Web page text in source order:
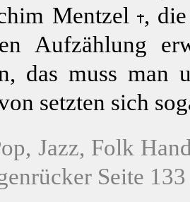
Mentzel ,
Aufzählung
das muss man
setzten sich
Jazz, Folk
Seite 133